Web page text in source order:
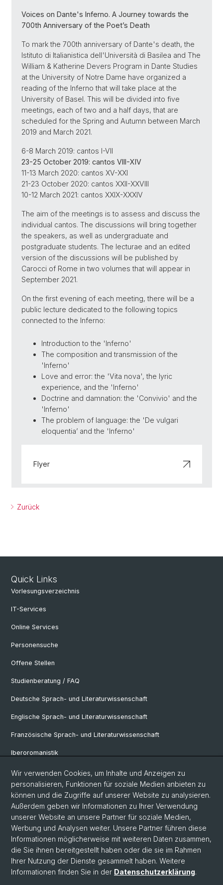
Voices on Dante's Inferno. A Journey towards the
700th Anniversary of the Poet’s Death
To mark the 700th anniversary of Dante's death, the
Istituto di Italianistica dell'Università di Basilea and The
William & Katherine Devers Program in Dante Studies
at the University of Notre Dame have organized a
reading of the Inferno that will take place at the
University of Basel. This will be divided into five
meetings, each of two and a half days, that are
scheduled for the Spring and Autumn between March
2019 and March 2021.
6-8 March 2019: cantos I-VII
23-25 October 2019: cantos VIII-XIV
11-13 March 2020: cantos XV-XXI
21-23 October 2020: cantos XXII-XXVIII
10-12 March 2021: cantos XXIX-XXXIV
The aim of the meetings is to assess and discuss the
individual cantos. The discussions will bring together
the speakers, as well as undergraduate and
postgraduate students. The lecturae and an edited
version of the discussions will be published by
Carocci of Rome in two volumes that will appear in
September 2021.
On the first evening of each meeting, there will be a
public lecture dedicated to the following topics
connected to the Inferno:
Introduction to the 'Inferno'
The composition and transmission of the
'Inferno'
Love and error: the 'Vita nova', the lyric
experience, and the 'Inferno'
Doctrine and damnation: the 'Convivio' and the
'Inferno'
The problem of language: the 'De vulgari
eloquentia’ and the 'Inferno'
Flyer
Zurück
Quick Links
Vorlesungsverzeichnis
IT-Services
Online Services
Personensuche
Offene Stellen
Studienberatung / FAQ
Deutsche Sprach- und Literaturwissenschaft
Englische Sprach- und Literaturwissenschaft
Französische Sprach- und Literaturwissenschaft
Iberoromanistik
Italianistik
Nordistik
Osteuropa-Studien
Slavic Studies
© Universität Basel
Datenschutzerklärung
Wir verwenden Cookies, um Inhalte und Anzeigen zu
personalisieren, Funktionen für soziale Medien anbieten zu
können und die Zugriffe auf unserer Website zu analysieren.
Außerdem geben wir Informationen zu Ihrer Verwendung
unserer Website an unsere Partner für soziale Medien,
Werbung und Analysen weiter. Unsere Partner führen diese
Informationen möglicherweise mit weiteren Daten zusammen,
die Sie ihnen bereitgestellt haben oder die sie im Rahmen
Ihrer Nutzung der Dienste gesammelt haben. Weitere
Informationen finden Sie in der Datenschutzerklärung.